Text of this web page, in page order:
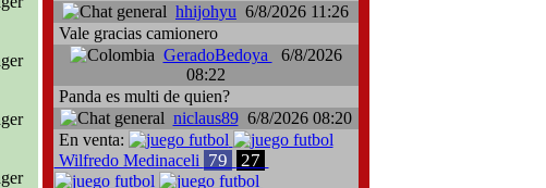
hhijohyu 6/8/2026 11:26
Vale gracias camionero
GeradoBedoya
6/8/2026
08:22
Panda es multi de quien?
niclaus896/8/2026 08:20
En venta:
Wilfredo Medinaceli 79 27